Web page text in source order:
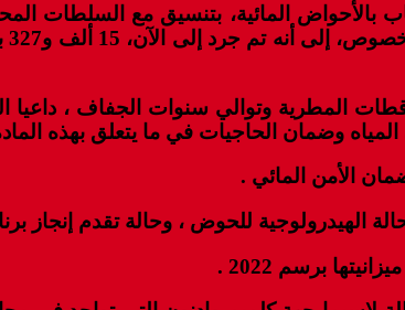
بالأحواض المائية، بتنسيق مع السلطات
المطرية وتوالي سنوات الجفاف ،
وضمان الحاجيات في ما يتعلق بهذه
الأمن المائي .
للحوض ، وحالة تقدم إنجاز برنامج